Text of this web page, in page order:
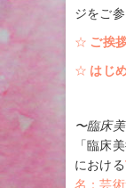
ジをご
☆ ご挨
☆ はじ
〜臨床
「臨床
における
名：芸術